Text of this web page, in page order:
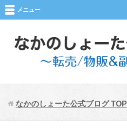
メニュー
なかのしょーた公式ブログTOP